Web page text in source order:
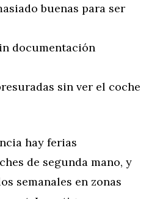
buenas para ser
documentación
sin ver el coche
hay ferias
de segunda mano, y
semanales en zonas